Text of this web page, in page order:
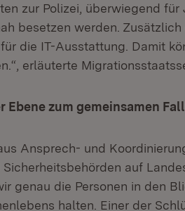
zur Polizei, überwiegend für
besetzen werden.
die IT-Ausstattung. Damit
erläuterte
zum gemeinsamen
Ansprech- und
auf
genau die Personen in den
halten. Einer der